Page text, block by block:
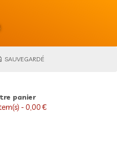
SAUVEGARDÉ
panier
- 0,00 €